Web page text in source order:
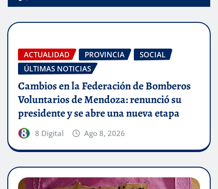
ACTUALIDAD PROVINCIA
SOCIAL
ÚLTIMAS NOTICIAS
Cambios en la Federación de Bomberos
Voluntarios de Mendoza: renunció su
presidente y se abre una nueva etapa
8 Digital Ago 8, 2026